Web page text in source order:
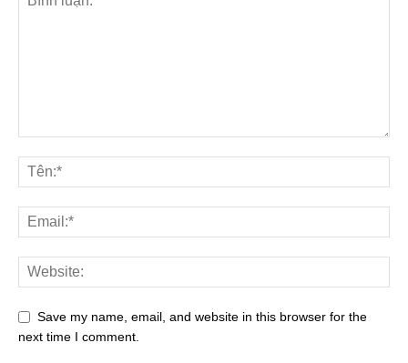
Save my name, email, and website in this browser for the
next time I comment.